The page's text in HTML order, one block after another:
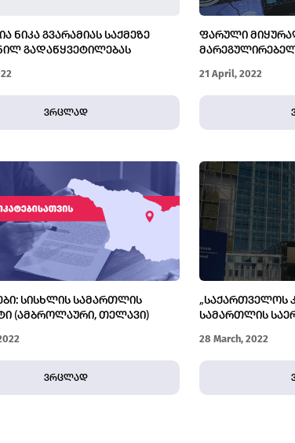
ᲜᲘᲙᲐ ᲒᲕᲐᲠᲐᲛᲘᲐᲡ ᲡᲐᲥᲛᲔᲖᲔ
ᲒᲐᲓᲐᲬᲧᲕᲔᲢᲘᲚᲔᲑᲐᲡ
ვრცლად
ᲤᲐᲠᲣᲚᲘ
ᲙᲘᲓᲔᲕ ᲣᲤᲠᲝ
21 April, 2022
ᲡᲘᲡᲮᲚᲘᲡ ᲡᲐᲛᲐᲠᲗᲚᲘᲡ
(ᲐᲛᲑᲠᲝᲚᲐᲣᲠᲘ, ᲗᲔᲚᲐᲕᲘ)
ვრცლად
„ᲡᲐᲥᲐᲠᲗᲕᲔᲚᲝᲡ
ᲡᲐᲛᲐᲠᲗᲚᲘᲡ
ᲬᲔᲠᲘᲚᲝᲑᲘᲗ
28 March, 2022